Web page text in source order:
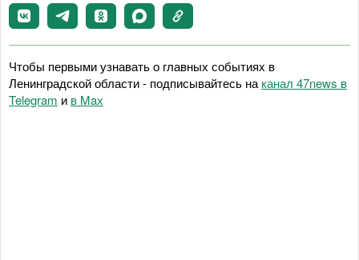
Чтобы первыми узнавать о главных событиях в
Ленинградской области - подписывайтесь на канал 47news в
Telegram и в Maх